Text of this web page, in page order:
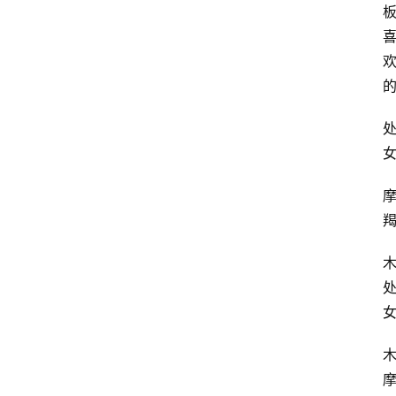
板
喜
欢
的
处
女
摩
羯
木
处
女
木
摩